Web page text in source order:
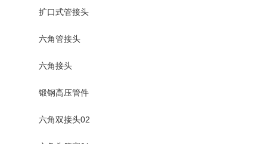
扩口式管接头
六角管接头
六角接头
锻钢高压管件
六角双接头02